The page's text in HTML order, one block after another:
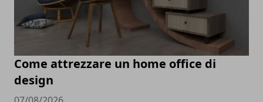
Come attrezzare un home office di
design